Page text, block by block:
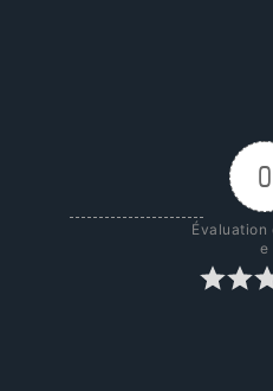
0
Évaluation
e